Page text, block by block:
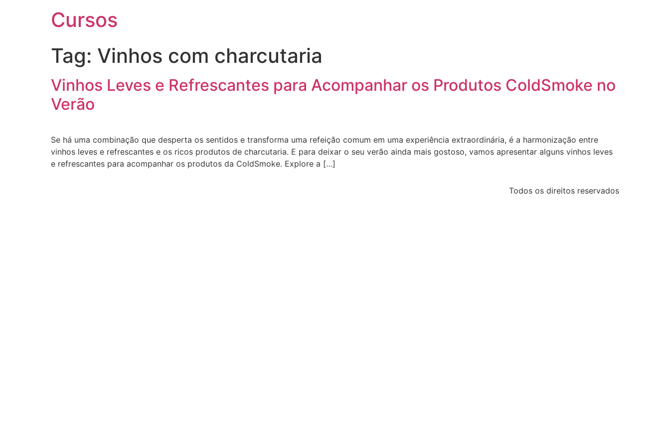
Cursos
Tag: Vinhos com charcutaria
Vinhos Leves e Refrescantes para Acompanhar os Produtos ColdSmoke no
Verão
Se há uma combinação que desperta os sentidos e transforma uma refeição comum em uma experiência extraordinária, é a harmonização entre
vinhos leves e refrescantes e os ricos produtos de charcutaria. E para deixar o seu verão ainda mais gostoso, vamos apresentar alguns vinhos leves
e refrescantes para acompanhar os produtos da ColdSmoke. Explore a […]
Todos os direitos reservados